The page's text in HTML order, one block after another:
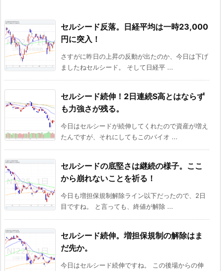
セルシード反落。日経平均は一時23,000
円に突入！
さすがに昨日の上昇の反動が出たのか、今日は下げ
ましたねセルシード。 そして日経平 ...
セルシード続伸！2日連続S高とはならず
も力強さが残る。
今日はセルシードが続伸してくれたので資産が増え
たんですが、それにしてもこのバイオ ...
セルシードの底堅さは継続の様子。ここ
から崩れないことを祈る！
今日も増担保規制解除ライン以下だったので、2日
目ですね。 と言っても、終値が解除 ...
セルシード続伸。増担保規制の解除はま
だ先か。
今日はセルシード続伸ですね。 この後場からの伸